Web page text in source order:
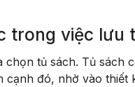
trong việc lưu
tủ sách. Tủ sách
cạnh đó, nhờ vào